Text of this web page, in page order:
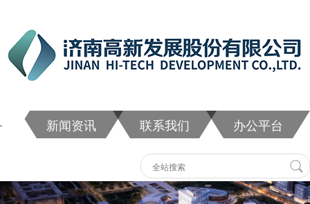
新闻资讯 联系我们 办公平台